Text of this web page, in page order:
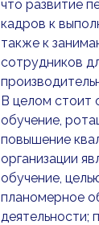
что развитие
кадров к
также к
сотрудников
В целом стоит
обучение,
повышение
организации
обучение,
планомерное
деятельности;